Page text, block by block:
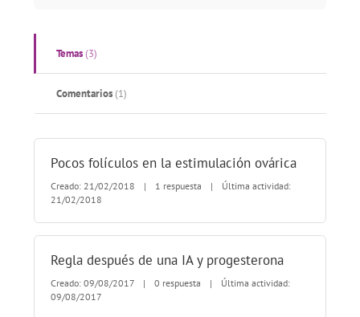
Temas(3)
Comentarios (1)
Pocos folículos en la estimulación ovárica
Creado: 21/02/2018 | 1 respuesta |
Última actividad:
21/02/2018
Regla después de una IA y progesterona
Creado: 09/08/2017 | 0 respuesta |
Última actividad:
09/08/2017